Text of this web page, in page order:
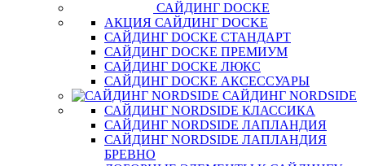
САЙДИНГ DOCKE
АКЦИЯ САЙДИНГ DOCKE
САЙДИНГ DOCKE СТАНДАРТ
САЙДИНГ DOCKE ПРЕМИУМ
САЙДИНГ DOCKE ЛЮКС
САЙДИНГ DOCKE АКСЕССУАРЫ
САЙДИНГ NORDSIDE
САЙДИНГ NORDSIDE КЛАССИКА
САЙДИНГ NORDSIDE ЛАПЛАНДИЯ
САЙДИНГ NORDSIDE ЛАПЛАНДИЯ
БРЕВНО